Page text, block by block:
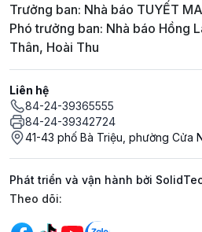
Trưởng ban: Nhà báo TUYẾT
Phó trưởng ban: Nhà báo Hồng
Thân, Hoài Thu
Liên hệ
84-24-39365555
84-24-39342724
41-43 phố Bà Triệu, phường Cửa
Phát triển và vận hành bởi
Mạng xã hội
Theo dõi: